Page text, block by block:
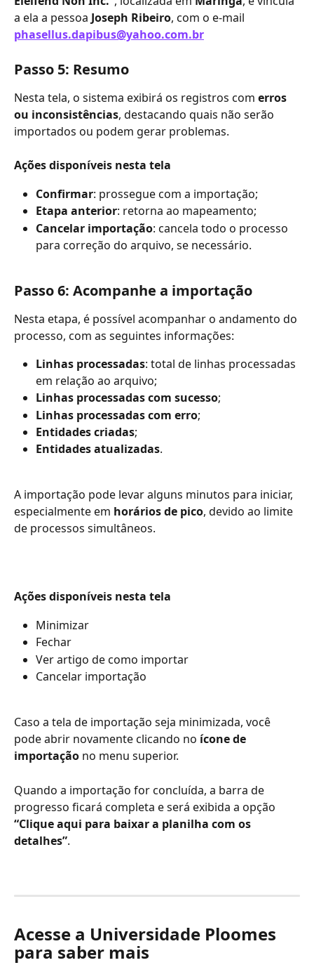
a ela a pessoa Joseph Ribeiro, com o e-mail
phasellus.dapibus@yahoo.com.br
Passo 5: Resumo
Nesta tela, o sistema exibirá os registros com erros
ou inconsistências, destacando quais não serão
importados ou podem gerar problemas.
Ações disponíveis nesta tela
Confirmar: prossegue com a importação;
Etapa anterior: retorna ao mapeamento;
Cancelar importação: cancela todo o processo
para correção do arquivo, se necessário.
Passo 6: Acompanhe a importação
Nesta etapa, é possível acompanhar o andamento do
processo, com as seguintes informações:
Linhas processadas: total de linhas processadas
em relação ao arquivo;
Linhas processadas com sucesso;
Linhas processadas com erro;
Entidades criadas;
Entidades atualizadas.
A importação pode levar alguns minutos para iniciar,
especialmente em horários de pico, devido ao limite
de processos simultâneos.
Ações disponíveis nesta tela
Minimizar
Fechar
Ver artigo de como importar
Cancelar importação
Caso a tela de importação seja minimizada, você
pode abrir novamente clicando no ícone de
importação no menu superior.
Quando a importação for concluída, a barra de
progresso ficará completa e será exibida a opção
“Clique aqui para baixar a planilha com os
detalhes”.
Acesse a Universidade Ploomes
para saber mais